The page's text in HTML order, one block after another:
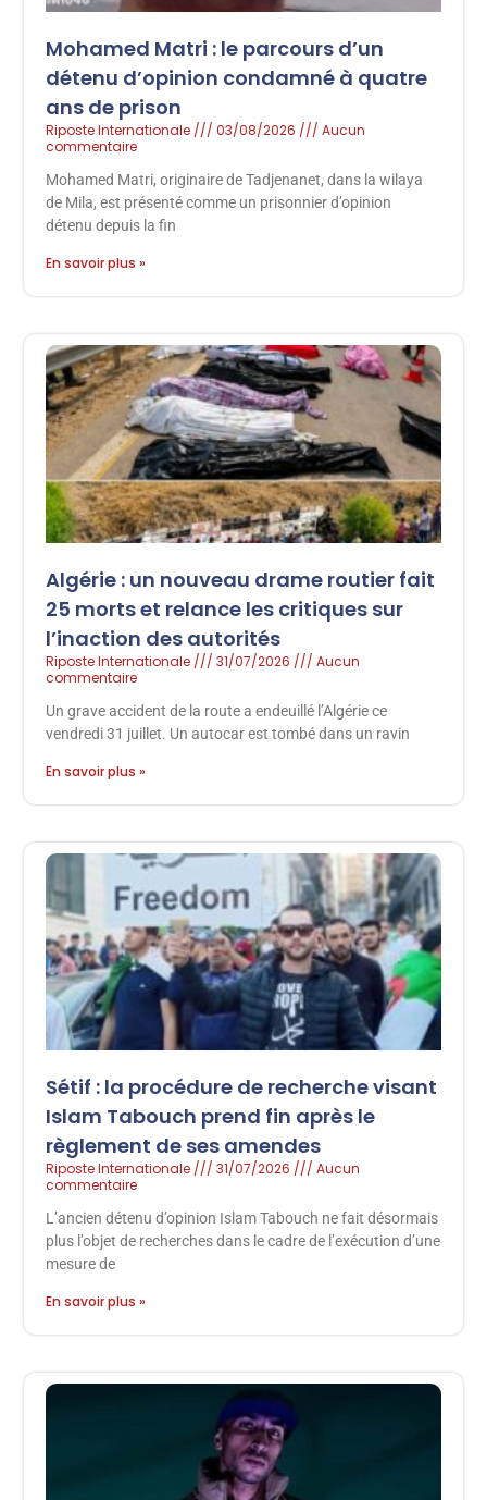
Mohamed Matri : le parcours d’un
détenu d’opinion condamné à quatre
ans de prison
Riposte Internationale 03/08/2026
Aucun
commentaire
Mohamed Matri, originaire de Tadjenanet, dans la wilaya
de Mila, est présenté comme un prisonnier d’opinion
détenu depuis la fin
En savoir plus »
Algérie : un nouveau drame routier fait
25 morts et relance les critiques sur
l’inaction des autorités
Riposte Internationale 31/07/2026
Aucun
commentaire
Un grave accident de la route a endeuillé l’Algérie ce
vendredi 31 juillet. Un autocar est tombé dans un ravin
En savoir plus »
Sétif : la procédure de recherche visant
Islam Tabouch prend fin après le
règlement de ses amendes
Riposte Internationale 31/07/2026
Aucun
commentaire
L’ancien détenu d’opinion Islam Tabouch ne fait désormais
plus l’objet de recherches dans le cadre de l’exécution d’une
mesure de
En savoir plus »